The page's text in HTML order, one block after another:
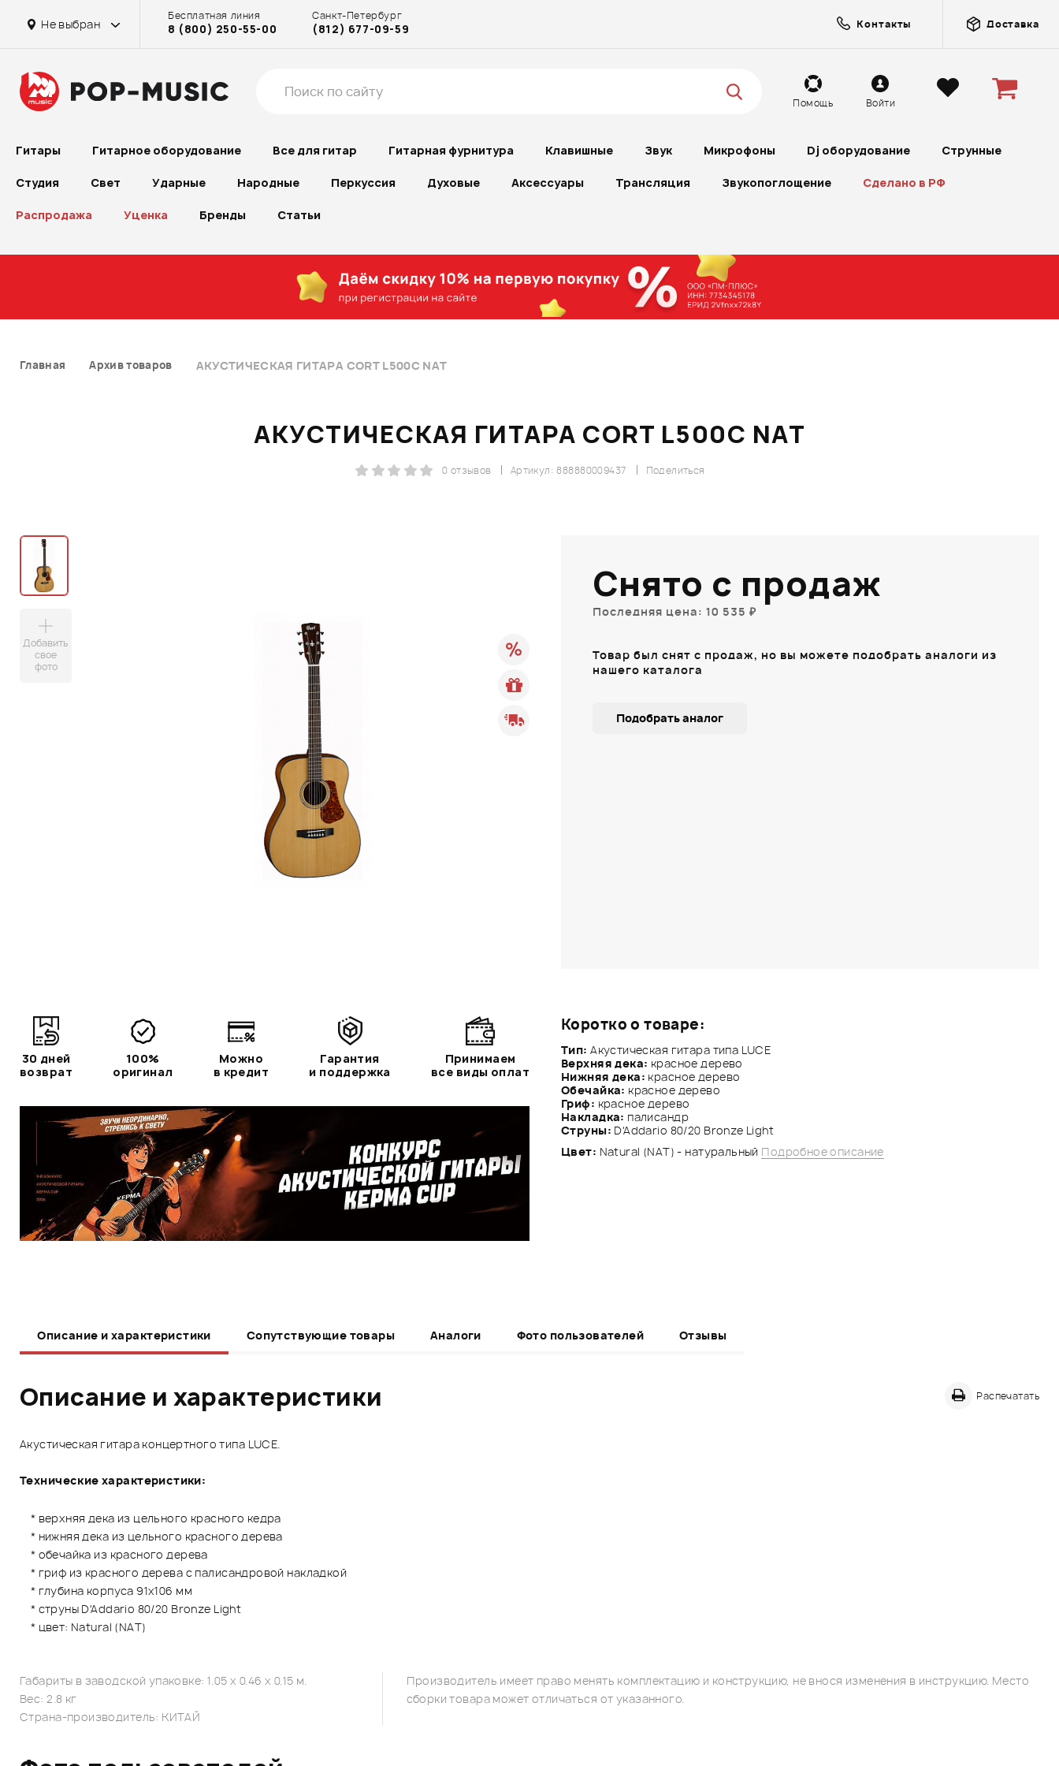
Не выбран
Бесплатная линия
8 (800) 250-55-00
Санкт-Петербург
(812) 677-09-59 Контакты Доставка
Помощь Войти
Гитары Гитарное оборудование Все для гитар Гитарная фурнитура Клавишные Звук Микрофоны Dj оборудование Струнные
Студия Свет Ударные Народные Перкуссия Духовые Аксессуары Трансляция Звукопоглощение Сделано в РФ
Распродажа Уценка Бренды Статьи
Главная Архив товаров АКУСТИЧЕСКАЯ ГИТАРА CORT L500C NAT
АКУСТИЧЕСКАЯ ГИТАРА CORT L500C NAT
Поделиться
Артикул: 888880009437
0 отзывов
Добавить
свое
фото
Коротко о товаре:
Тип: Акустическая гитара типа LUCE
Верхняя дека: красное дерево
Нижняя дека: красное дерево
Обечайка: красное дерево
Гриф: красное дерево
Накладка: палисандр
Струны: D'Addario 80/20 Bronze Light
Цвет: Natural (NAT) - натуральный Подробное описание
Снято с продаж
Последняя цена: 10 535 ₽
Товар был снят с продаж, но вы можете подобрать аналоги из
нашего каталога
Подобрать аналог
30 дней
возврат
100%
оригинал
Можно
в кредит
Гарантия
и поддержка
Принимаем
все виды оплат
Описание и характеристики Сопутствующие товары Аналоги Фото пользователей Отзывы
Описание и характеристики Распечатать
Акустическая гитара концертного типа LUCE.
Технические характеристики:
* верхняя дека из цельного красного кедра
* нижняя дека из цельного красного дерева
* обечайка из красного дерева
* гриф из красного дерева с палисандровой накладкой
* глубина корпуса 91х106 мм
* струны D'Addario 80/20 Bronze Light
* цвет: Natural (NAT)
Габариты в заводской упаковке: 1.05 x 0.46 x 0.15 м.
Вес: 2.8 кг
Страна-производитель: КИТАЙ
Производитель имеет право менять комплектацию и конструкцию, не внося изменения в инструкцию. Место
сборки товара может отличаться от указанного.